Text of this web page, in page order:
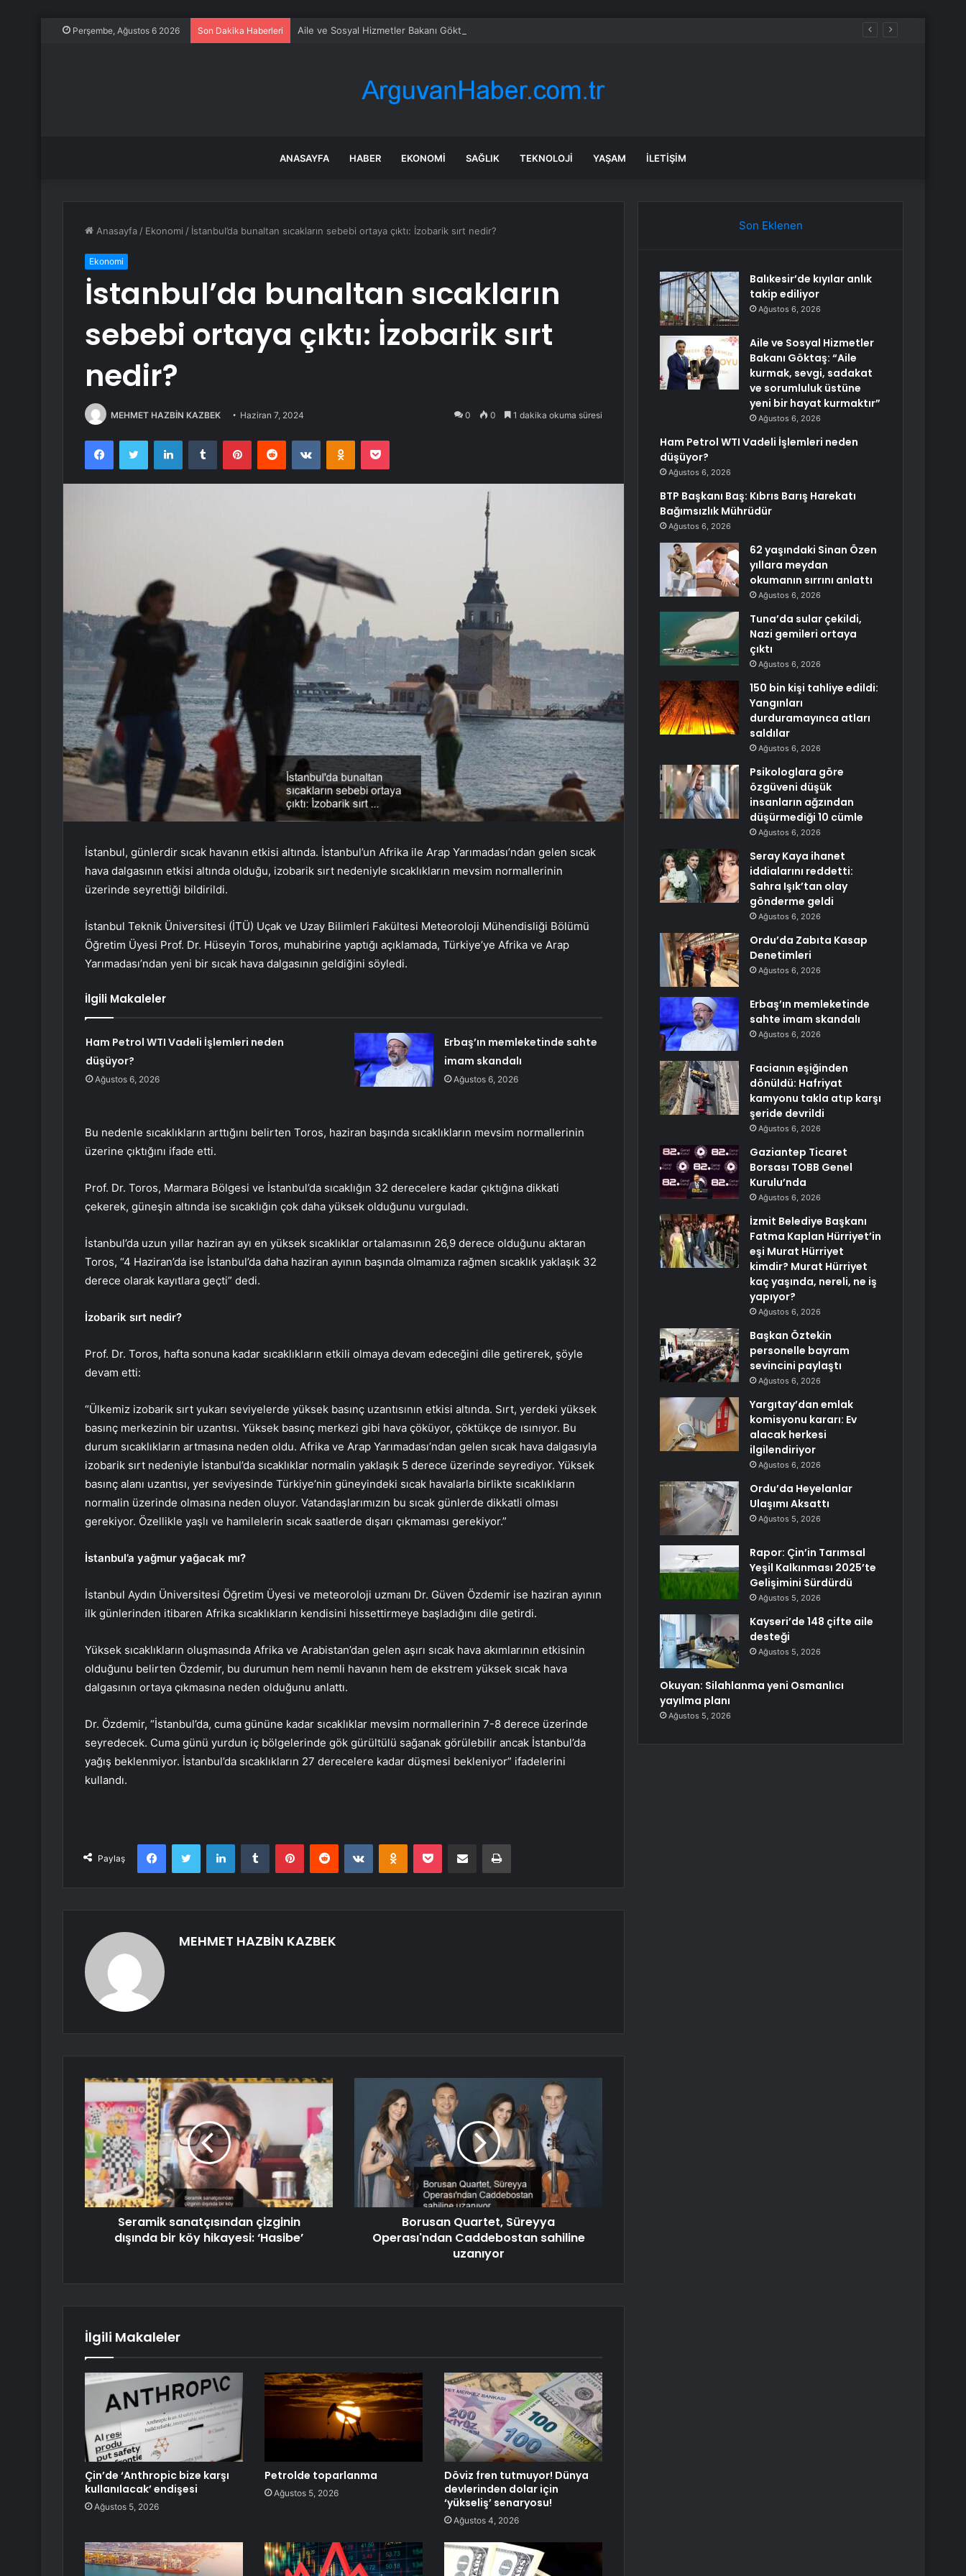
Perşembe, Ağustos 6 2026 Son Dakika Haberleri Aile ve Sosyal Hizmetler Bakanı Göktaş: “Aile kurmak, sevgi, sadakat ve sorumluluk üstüne yeni bir hayat kurmaktır”
ANASAYFA HABER EKONOMI SAĞLIK TEKNOLOJI YAŞAM İLETIŞIM
Anasayfa / Ekonomi / İstanbul’da bunaltan sıcakların sebebi ortaya çıktı: İzobarik sırt nedir?
Ekonomi
İstanbul’da bunaltan sıcakların
sebebi ortaya çıktı: İzobarik sırt
nedir?
MEHMET HAZBİN KAZBEK Haziran 7, 2024 0 0 1 dakika okuma süresi
FacebookTwitter LinkedInTumblr PinterestReddit VKontakteOdnoklassniki
Pocket
İstanbul, günlerdir sıcak havanın etkisi altında. İstanbul’un Afrika ile Arap Yarımadası’ndan gelen sıcak
hava dalgasının etkisi altında olduğu, izobarik sırt nedeniyle sıcaklıkların mevsim normallerinin
üzerinde seyrettiği bildirildi.
İstanbul Teknik Üniversitesi (İTÜ) Uçak ve Uzay Bilimleri Fakültesi Meteoroloji Mühendisliği Bölümü
Öğretim Üyesi Prof. Dr. Hüseyin Toros, muhabirine yaptığı açıklamada, Türkiye’ye Afrika ve Arap
Yarımadası’ndan yeni bir sıcak hava dalgasının geldiğini söyledi.
İlgili Makaleler
Ham Petrol WTI Vadeli İşlemleri neden
düşüyor?
Ağustos 6, 2026
Erbaş’ın memleketinde sahte
imam skandalı
Ağustos 6, 2026
Bu nedenle sıcaklıkların arttığını belirten Toros, haziran başında sıcaklıkların mevsim normallerinin
üzerine çıktığını ifade etti.
Prof. Dr. Toros, Marmara Bölgesi ve İstanbul’da sıcaklığın 32 derecelere kadar çıktığına dikkati
çekerek, güneşin altında ise sıcaklığın çok daha yüksek olduğunu vurguladı.
İstanbul’da uzun yıllar haziran ayı en yüksek sıcaklıklar ortalamasının 26,9 derece olduğunu aktaran
Toros, “4 Haziran’da ise İstanbul’da daha haziran ayının başında olmamıza rağmen sıcaklık yaklaşık 32
derece olarak kayıtlara geçti” dedi.
İzobarik sırt nedir?
Prof. Dr. Toros, hafta sonuna kadar sıcaklıkların etkili olmaya devam edeceğini dile getirerek, şöyle
devam etti:
“Ülkemiz izobarik sırt yukarı seviyelerde yüksek basınç uzantısının etkisi altında. Sırt, yerdeki yüksek
basınç merkezinin bir uzantısı. Yüksek basınç merkezi gibi hava çöküyor, çöktükçe de ısınıyor. Bu
durum sıcaklıkların artmasına neden oldu. Afrika ve Arap Yarımadası’ndan gelen sıcak hava dalgasıyla
izobarik sırt nedeniyle İstanbul’da sıcaklıklar normalin yaklaşık 5 derece üzerinde seyrediyor. Yüksek
basınç alanı uzantısı, yer seviyesinde Türkiye’nin güneyindeki sıcak havalarla birlikte sıcaklıkların
normalin üzerinde olmasına neden oluyor. Vatandaşlarımızın bu sıcak günlerde dikkatli olması
gerekiyor. Özellikle yaşlı ve hamilelerin sıcak saatlerde dışarı çıkmaması gerekiyor.”
İstanbul’a yağmur yağacak mı?
İstanbul Aydın Üniversitesi Öğretim Üyesi ve meteoroloji uzmanı Dr. Güven Özdemir ise haziran ayının
ilk günlerinden itibaren Afrika sıcaklıkların kendisini hissettirmeye başladığını dile getirdi.
Yüksek sıcaklıkların oluşmasında Afrika ve Arabistan’dan gelen aşırı sıcak hava akımlarının etkisinin
olduğunu belirten Özdemir, bu durumun hem nemli havanın hem de ekstrem yüksek sıcak hava
dalgasının ortaya çıkmasına neden olduğunu anlattı.
Dr. Özdemir, “İstanbul’da, cuma gününe kadar sıcaklıklar mevsim normallerinin 7-8 derece üzerinde
seyredecek. Cuma günü yurdun iç bölgelerinde gök gürültülü sağanak görülebilir ancak İstanbul’da
yağış beklenmiyor. İstanbul’da sıcaklıkların 27 derecelere kadar düşmesi bekleniyor” ifadelerini
kullandı.
Paylaş
FacebookTwitter LinkedInTumblr PinterestReddit VKontakteOdnoklassniki
Pocket E-Posta ile paylaş Yazdır
MEHMET HAZBİN KAZBEK
Seramik sanatçısından çizginin
dışında bir köy hikayesi: ‘Hasibe’
Borusan Quartet, Süreyya
Operası'ndan Caddebostan sahiline
uzanıyor
İlgili Makaleler
Çin’de ‘Anthropic bize karşı
kullanılacak’ endişesi
Ağustos 5, 2026
Petrolde toparlanma
Ağustos 5, 2026
Döviz fren tutmuyor! Dünya
devlerinden dolar için
‘yükseliş’ senaryosu!
Ağustos 4, 2026
Son Eklenen
Balıkesir’de kıyılar anlık
takip ediliyor
Ağustos 6, 2026
Aile ve Sosyal Hizmetler
Bakanı Göktaş: “Aile
kurmak, sevgi, sadakat
ve sorumluluk üstüne
yeni bir hayat kurmaktır”
Ağustos 6, 2026
Ham Petrol WTI Vadeli İşlemleri neden
düşüyor?
Ağustos 6, 2026
BTP Başkanı Baş: Kıbrıs Barış Harekatı
Bağımsızlık Mührüdür
Ağustos 6, 2026
62 yaşındaki Sinan Özen
yıllara meydan
okumanın sırrını anlattı
Ağustos 6, 2026
Tuna’da sular çekildi,
Nazi gemileri ortaya
çıktı
Ağustos 6, 2026
150 bin kişi tahliye edildi:
Yangınları
durduramayınca atları
saldılar
Ağustos 6, 2026
Psikologlara göre
özgüveni düşük
insanların ağzından
düşürmediği 10 cümle
Ağustos 6, 2026
Seray Kaya ihanet
iddialarını reddetti:
Sahra Işık’tan olay
gönderme geldi
Ağustos 6, 2026
Ordu’da Zabıta Kasap
Denetimleri
Ağustos 6, 2026
Erbaş’ın memleketinde
sahte imam skandalı
Ağustos 6, 2026
Facianın eşiğinden
dönüldü: Hafriyat
kamyonu takla atıp karşı
şeride devrildi
Ağustos 6, 2026
Gaziantep Ticaret
Borsası TOBB Genel
Kurulu’nda
Ağustos 6, 2026
İzmit Belediye Başkanı
Fatma Kaplan Hürriyet’in
eşi Murat Hürriyet
kimdir? Murat Hürriyet
kaç yaşında, nereli, ne iş
yapıyor?
Ağustos 6, 2026
Başkan Öztekin
personelle bayram
sevincini paylaştı
Ağustos 6, 2026
Yargıtay’dan emlak
komisyonu kararı: Ev
alacak herkesi
ilgilendiriyor
Ağustos 6, 2026
Ordu’da Heyelanlar
Ulaşımı Aksattı
Ağustos 5, 2026
Rapor: Çin’in Tarımsal
Yeşil Kalkınması 2025’te
Gelişimini Sürdürdü
Ağustos 5, 2026
Kayseri’de 148 çifte aile
desteği
Ağustos 5, 2026
Okuyan: Silahlanma yeni Osmanlıcı
yayılma planı
Ağustos 5, 2026